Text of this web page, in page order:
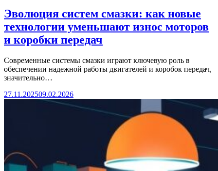
Эволюция систем смазки: как новые
технологии уменьшают износ моторов
и коробки передач
Современные системы смазки играют ключевую роль в
обеспечении надежной работы двигателей и коробок передач,
значительно…
27.11.202509.02.2026